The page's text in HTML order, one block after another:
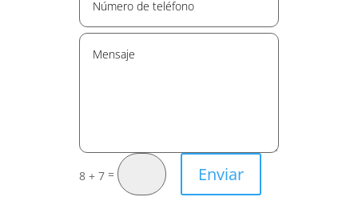
8 + 7= Enviar